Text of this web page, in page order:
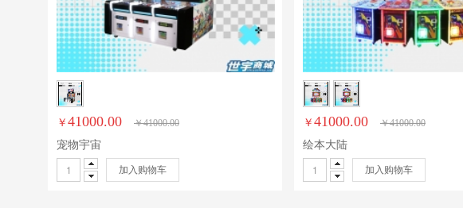
￥ 41000.00 ￥41000.00
宠物宇宙
加入购物车
￥ 41000.00 ￥41000.00
绘本大陆
加入购物车